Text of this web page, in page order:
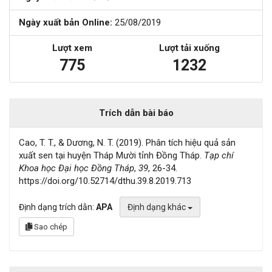
Ngày xuất bản Online: 25/08/2019
Lượt xem
775
Lượt tải xuống
1232
Trích dẫn bài báo
Cao, T. T., & Dương, N. T. (2019). Phân tích hiệu quả sản
xuất sen tại huyện Tháp Mười tỉnh Đồng Tháp. Tạp chí
Khoa học Đại học Đồng Tháp, 39, 26-34.
https://doi.org/10.52714/dthu.39.8.2019.713
Định dạng trích dẫn: APA Định dạng khác
Sao chép